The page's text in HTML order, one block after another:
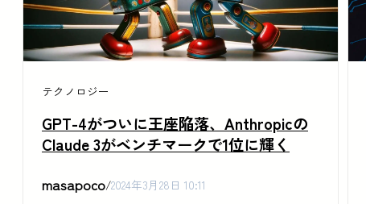
テクノロジー
GPT-4がついに王座陥落、Anthropicの
Claude 3がベンチマークで1位に輝く
masapoco/2024年3月28日 10:11